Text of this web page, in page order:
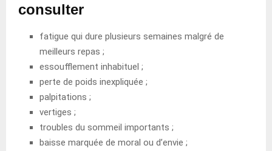
consulter
fatigue qui dure plusieurs semaines malgré de
meilleurs repas ;
essoufflement inhabituel ;
perte de poids inexpliquée ;
palpitations ;
vertiges ;
troubles du sommeil importants ;
baisse marquée de moral ou d’envie ;